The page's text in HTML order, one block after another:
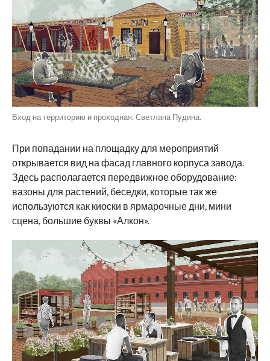
Вход на территорию и проходная. Светлана Пудина.
При попадании на площадку для мероприятий
открывается вид на фасад главного корпуса завода.
Здесь располагается передвижное оборудование:
вазоны для растений, беседки, которые так же
используются как киоски в ярмарочные дни, мини
сцена, большие буквы «Алкон».